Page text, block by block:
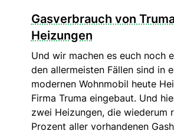
Gasverbrauch von
Heizungen
Und wir machen es euch noch
den allermeisten Fällen sind in
modernen Wohnmobil heute
Firma Truma eingebaut. Und
zwei Heizungen, die wiederum
Prozent aller vorhandenen